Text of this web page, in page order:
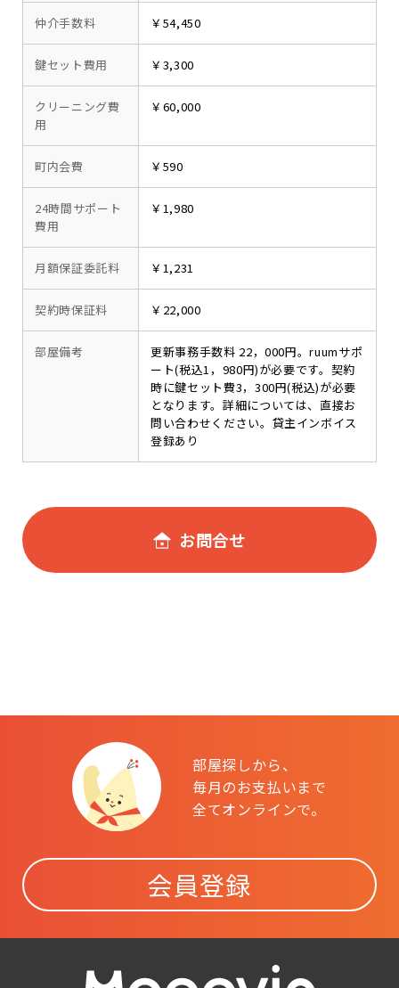
仲介手数料 ￥54,450
鍵セット費用 ￥3,300
クリーニング費
用
￥60,000
町内会費 ￥590
24時間サポート
費用
￥1,980
月額保証委託料 ￥1,231
契約時保証料 ￥22,000
部屋備考
更新事務手数料 22，000円。ruumサポ
ート(税込1，980円)が必要です。契約
時に鍵セット費3，300円(税込)が必要
となります。詳細については、直接お
問い合わせください。貸主インボイス
登録あり
お問合せ
部屋探しから、
毎月のお支払いまで
全てオンラインで。
会員登録